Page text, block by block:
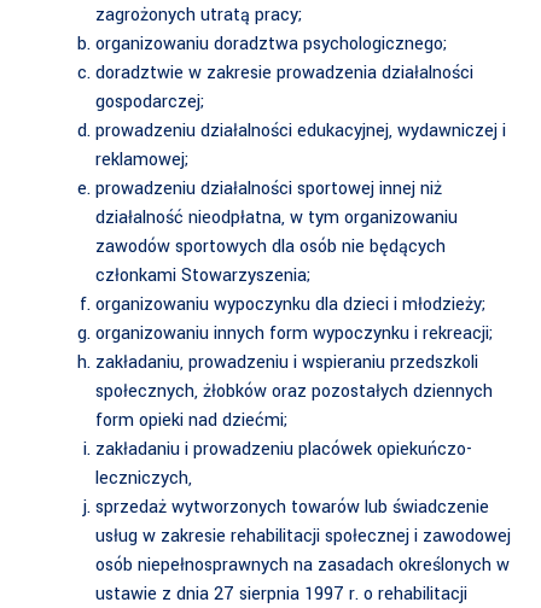
zagrożonych utratą pracy;
organizowaniu doradztwa psychologicznego;
doradztwie w zakresie prowadzenia działalności
gospodarczej;
prowadzeniu działalności edukacyjnej, wydawniczej i
reklamowej;
prowadzeniu działalności sportowej innej niż
działalność nieodpłatna, w tym organizowaniu
zawodów sportowych dla osób nie będących
członkami Stowarzyszenia;
organizowaniu wypoczynku dla dzieci i młodzieży;
organizowaniu innych form wypoczynku i rekreacji;
zakładaniu, prowadzeniu i wspieraniu przedszkoli
społecznych, żłobków oraz pozostałych dziennych
form opieki nad dziećmi;
zakładaniu i prowadzeniu placówek opiekuńczo-
leczniczych,
sprzedaż wytworzonych towarów lub świadczenie
usług w zakresie rehabilitacji społecznej i zawodowej
osób niepełnosprawnych na zasadach określonych w
ustawie z dnia 27 sierpnia 1997 r. o rehabilitacji